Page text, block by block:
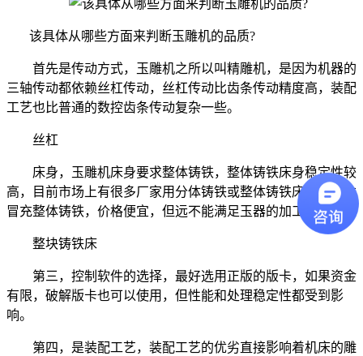
该具体从哪些方面来判断玉雕机的品质?
首先是传动方式，玉雕机之所以叫精雕机，是因为机器的
三轴传动都依赖丝杠传动，丝杠传动比齿条传动精度高，装配
工艺也比普通的数控齿条传动复杂一些。
丝杠
床身，玉雕机床身要求整体铸铁，整体铸铁床身稳定性较
高，目前市场上有很多厂家用分体铸铁或整体铸铁床身、立柱
冒充整体铸铁，价格便宜，但远不能满足玉器的加工要求。
整块铸铁床
第三，控制软件的选择，最好选用正版的版卡，如果资金
有限，破解版卡也可以使用，但性能和处理稳定性都受到影
响。
第四，是装配工艺，装配工艺的优劣直接影响着机床的雕